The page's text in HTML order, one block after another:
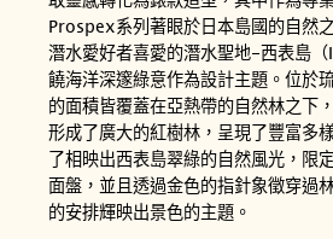
Prospex系列著眼於日本島國的自然
潛水愛好者喜愛的潛水聖地-西表島
饒海洋深邃綠意作為設計主題。位於
的面積皆覆蓋在亞熱帶的自然林之下
形成了廣大的紅樹林，呈現了豐富多
了相映出西表島翠綠的自然風光，限
面盤，並且透過金色的指針象徵穿過
的安排輝映出景色的主題。